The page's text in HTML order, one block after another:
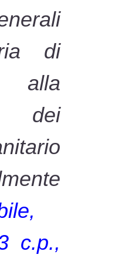
di
alla
dei
c.p.,